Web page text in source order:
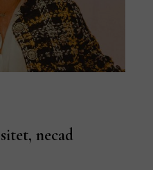
necad